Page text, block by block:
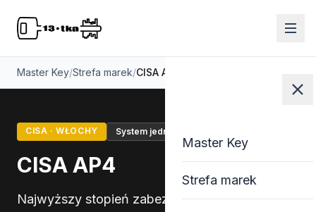
Master Key
Strefa marek
Master Key/Strefa marek/CISA AP4
CISA · WŁOCHY System jednego klucza
CISA AP4
Najwyższy stopień zabezpieczeń — 12